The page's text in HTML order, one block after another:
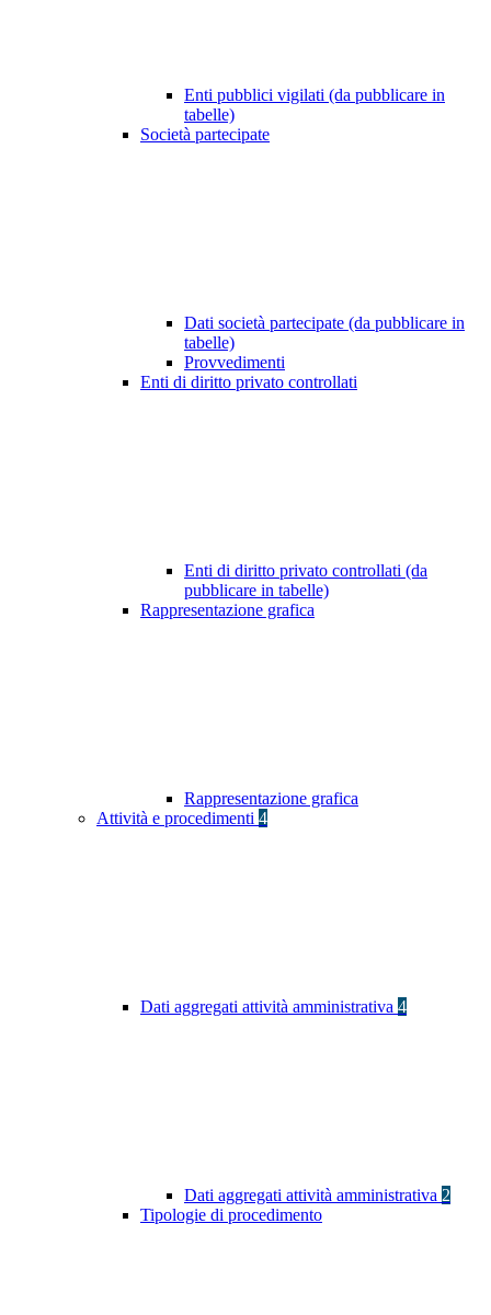
Enti pubblici vigilati (da pubblicare in
tabelle)
Società partecipate
Dati società partecipate (da pubblicare in
tabelle)
Provvedimenti
Enti di diritto privato controllati
Enti di diritto privato controllati (da
pubblicare in tabelle)
Rappresentazione grafica
Rappresentazione grafica
Attività e procedimenti 4
Dati aggregati attività amministrativa 4
Dati aggregati attività amministrativa 2
Tipologie di procedimento